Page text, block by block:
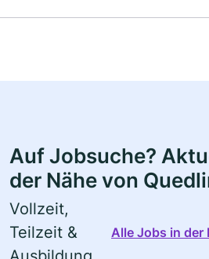
Auf Jobsuche?
der Nähe von
Vollzeit,
Teilzeit &
Alle Jobs in der